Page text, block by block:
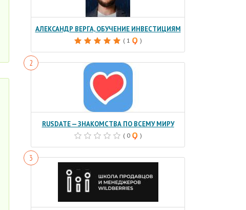
АЛЕКСАНДР ВЕРГА, ОБУЧЕНИЕ ИНВЕСТИЦИЯМ
( 1 )
RUSDATE — ЗНАКОМСТВА ПО ВСЕМУ МИРУ
( 0 )